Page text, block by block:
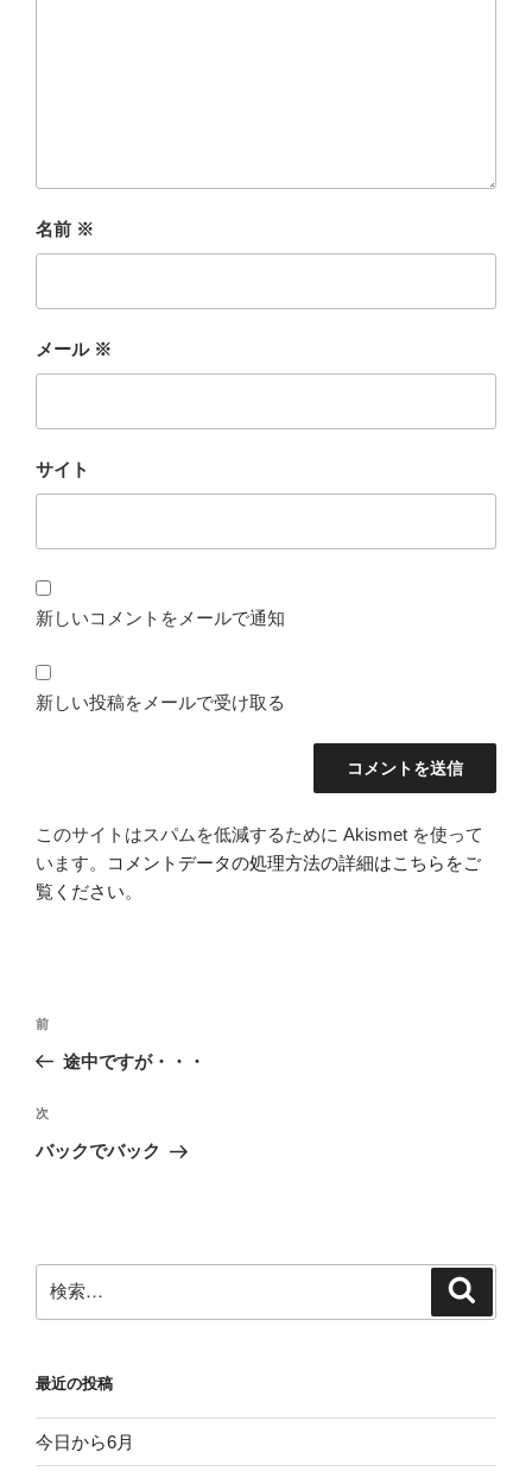
名前 ※
メール ※
サイト
新しいコメントをメールで通知
新しい投稿をメールで受け取る
このサイトはスパムを低減するために Akismet を使って
います。
コメントデータの処理方法の詳細はこちらをご
覧ください。
投
ナ
ビ
ゲ
ン
前
の
稿
前
途中ですが・・・
次
の
次
バックでバック
索:
最近の投稿
今日から6月